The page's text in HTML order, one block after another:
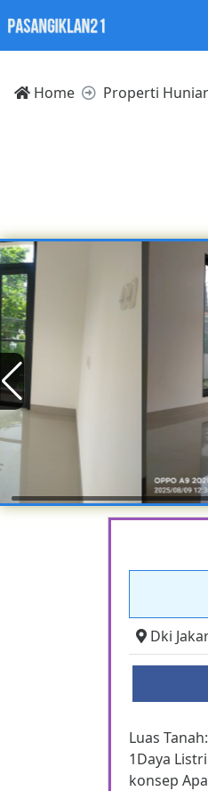
Home Properti
Dki
Luas
1Daya
konsep